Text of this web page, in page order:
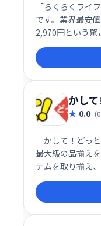
「らくらくライ
です。業界最安
2,970円という驚
つ、快適な生活
30,000世帯以上
す。初期費用を
におすすめです。
かし
0.0
「かして！どっ
最大級の品揃え
テムを取り揃え
ニーズに対応し
レンタルなら1日
トパフォーマン
具・家電をレン